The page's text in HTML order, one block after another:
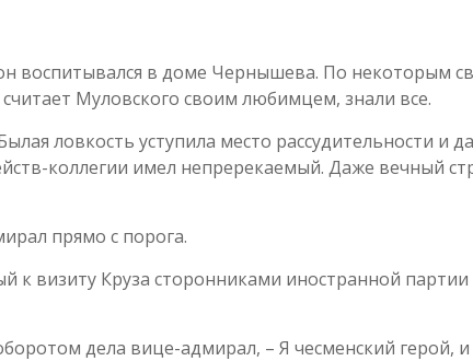
воспитывался в доме Чернышева. По некоторым
Муловского своим любимцем, знали все.
ловкость уступила место рассудительности и
коллегии имел непререкаемый. Даже вечный
прямо с порога.
к визиту Круза сторонниками иностранной
дела вице-адмирал, – Я чесменский герой,